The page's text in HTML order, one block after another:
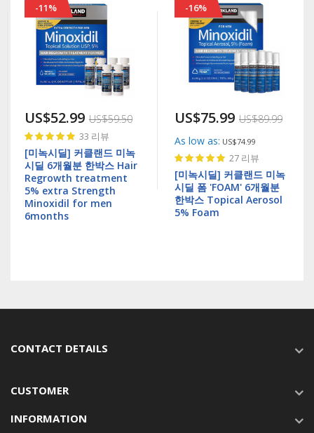
-11%
US$52.99 US$59.50
Rating:
100%
33 리뷰
[미녹시딜] 커클랜드 미녹
시딜 6개월분 한박스 Hair
Regrowth treatment
5% extra Strength
Minoxidil for men
6months
-16%
US$75.99 US$89.99
As low as US$74.99
Rating:
100%
27 리뷰
[미녹시딜] 커클랜드 미녹
시딜 폼 'FOAM' 6개월분
한박스 Topical Aerosol
5% Foam
CONTACT DETAILS
CUSTOMER
INFORMATION